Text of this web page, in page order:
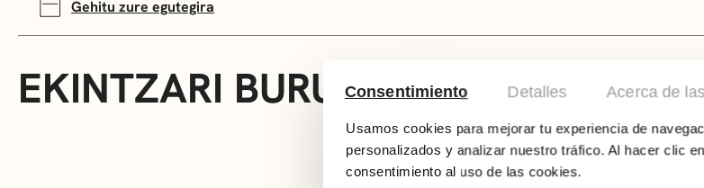
Consentimiento Detalles Acerca de
Usamos cookies para mejorar tu experiencia de
personalizados y analizar nuestro tráfico. Al hacer clic
consentimiento al uso de las cookies.
Gehitu zure egutegira
EKINTZARI BURUZ
‘Getxo (1876-1937): hiri bat
eskutik.